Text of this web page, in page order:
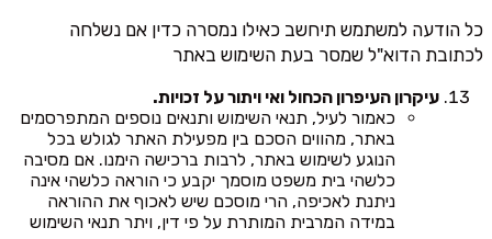
כל הודעה למשתמש תיחשב כאילו נמסרה כדין אם נשלחה
לכתובת הדוא"ל שמסר בעת השימוש באתר
עיקרון העיפרון הכחול ואי ויתור על זכויות.
כאמור לעיל, תנאי השימוש ותנאים נוספים המתפרסמים
באתר, מהווים הסכם בין מפעילת האתר לגולש בכל
הנוגע לשימוש באתר, לרבות ברכישה הימנו. אם מסיבה
כלשהי בית משפט מוסמך יקבע כי הוראה כלשהי אינה
ניתנת לאכיפה, הרי מוסכם שיש לאכוף את ההוראה
במידה המרבית המותרת על פי דין, ויתר תנאי השימוש